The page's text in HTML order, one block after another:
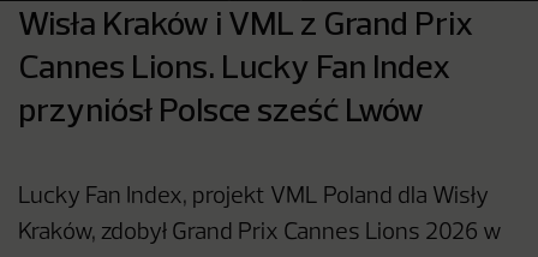
Wisła Kraków i VML z Grand Prix
Cannes Lions. Lucky Fan Index
przyniósł Polsce sześć Lwów
Lucky Fan Index, projekt VML Poland dla Wisły
Kraków, zdobył Grand Prix Cannes Lions 2026 w